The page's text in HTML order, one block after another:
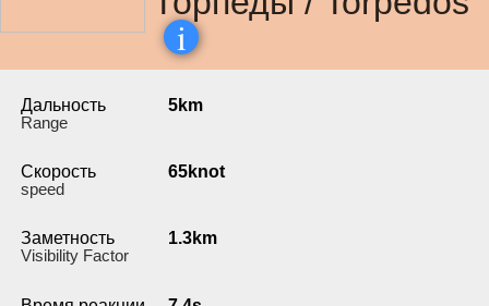
i
Дальность
Range
5km
Скорость
speed
65knot
Заметность
Visibility Factor
1.3km